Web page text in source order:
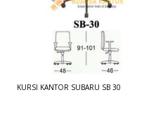
KURSI KANTOR SUBARU SB 30